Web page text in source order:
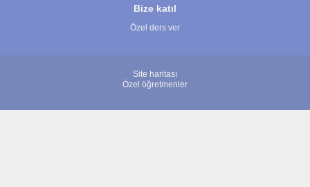
Bize katıl
Özel ders ver
Site haritası
Özel öğretmenler